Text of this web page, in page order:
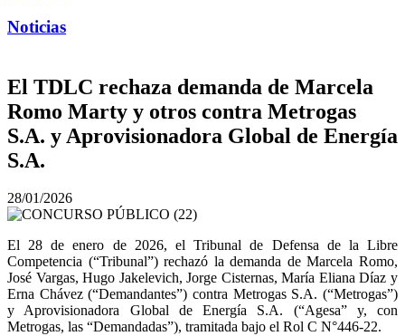
Noticias
El TDLC rechaza demanda de Marcela
Romo Marty y otros contra Metrogas
S.A. y Aprovisionadora Global de Energía
S.A.
28/01/2026
El 28 de enero de 2026, el Tribunal de Defensa de la Libre
Competencia (“Tribunal”) rechazó la demanda de Marcela Romo,
José Vargas, Hugo Jakelevich, Jorge Cisternas, María Eliana Díaz y
Erna Chávez (“Demandantes”) contra Metrogas S.A. (“Metrogas”)
y Aprovisionadora Global de Energía S.A. (“Agesa” y, con
Metrogas, las “Demandadas”), tramitada bajo el Rol C N°446-22.